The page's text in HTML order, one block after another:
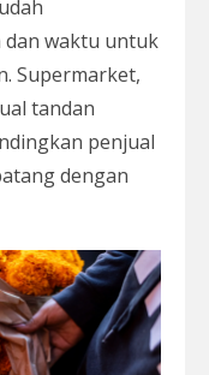
waktu untuk
Supermarket,
tandan
penjual
dengan